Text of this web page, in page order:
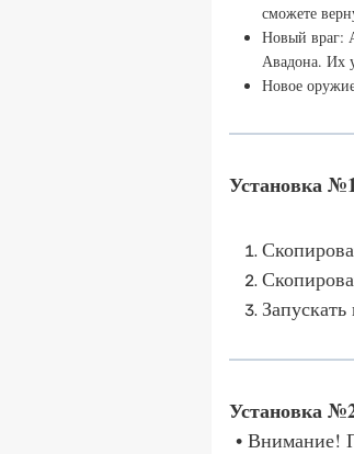
сможете
Новый враг:
Авадона. Их
Новое
Установка
Установка
• Внимание!